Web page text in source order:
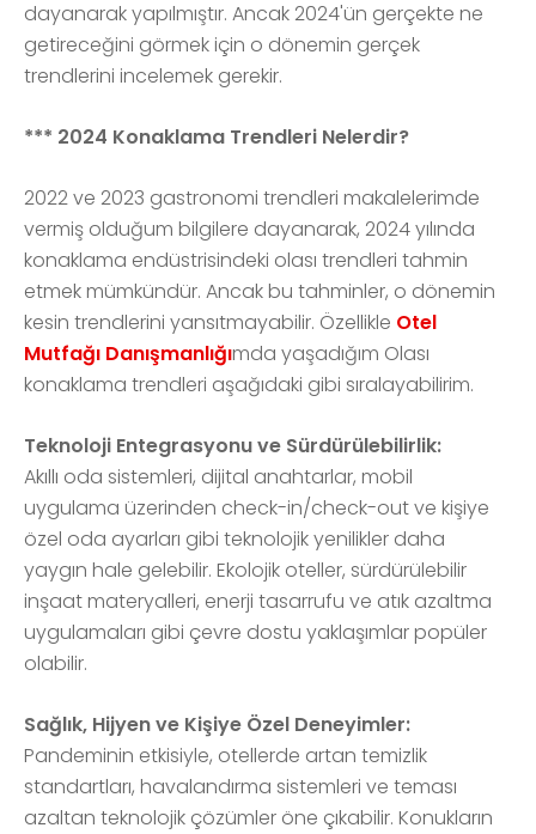
dayanarak yapılmıştır. Ancak 2024'ün gerçekte ne
getireceğini görmek için o dönemin gerçek
trendlerini incelemek gerekir.
*** 2024 Konaklama Trendleri Nelerdir?
2022 ve 2023 gastronomi trendleri makalelerimde
vermiş olduğum bilgilere dayanarak, 2024 yılında
konaklama endüstrisindeki olası trendleri tahmin
etmek mümkündür. Ancak bu tahminler, o dönemin
kesin trendlerini yansıtmayabilir. Özellikle Otel
Mutfağı Danışmanlığımda yaşadığım Olası
konaklama trendleri aşağıdaki gibi sıralayabilirim.
Teknoloji Entegrasyonu ve Sürdürülebilirlik:
Akıllı oda sistemleri, dijital anahtarlar, mobil
uygulama üzerinden check-in/check-out ve kişiye
özel oda ayarları gibi teknolojik yenilikler daha
yaygın hale gelebilir. Ekolojik oteller, sürdürülebilir
inşaat materyalleri, enerji tasarrufu ve atık azaltma
uygulamaları gibi çevre dostu yaklaşımlar popüler
olabilir.
Sağlık, Hijyen ve Kişiye Özel Deneyimler:
Pandeminin etkisiyle, otellerde artan temizlik
standartları, havalandırma sistemleri ve teması
azaltan teknolojik çözümler öne çıkabilir. Konukların